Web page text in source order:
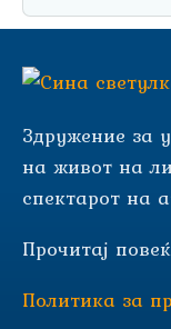
Здружение за
на живот на
спектарот на
Прочитај
Политика за